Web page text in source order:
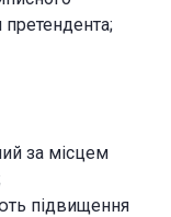
претендента;
за місцем
підвищення